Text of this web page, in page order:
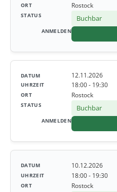
Rostock
Buchbar
12.11.2026
18:00 - 19:30
Rostock
Buchbar
10.12.2026
18:00 - 19:30
Rostock